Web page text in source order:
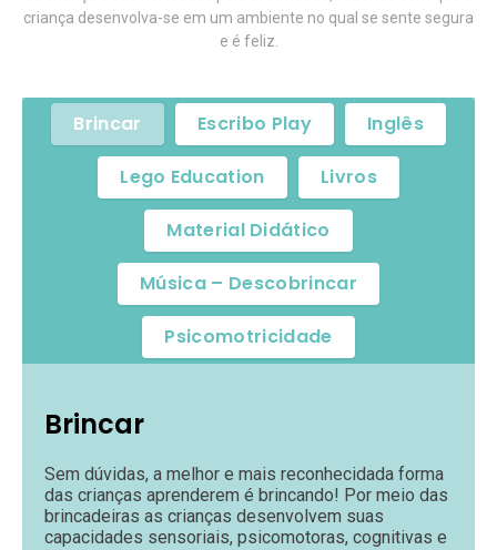
criança desenvolva-se em um ambiente no qual se sente segura
e é feliz.
Brincar Escribo Play Inglês
Lego Education Livros
Material Didático
Música – Descobrincar
Psicomotricidade
Brincar
Sem dúvidas, a melhor e mais reconhecidada forma
das crianças aprenderem é brincando! Por meio das
brincadeiras as crianças desenvolvem suas
capacidades sensoriais, psicomotoras, cognitivas e